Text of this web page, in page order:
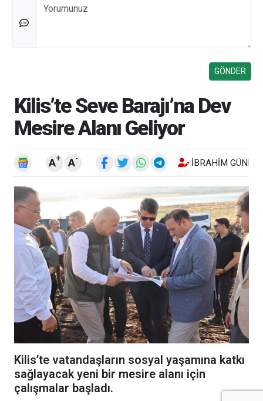
Düşünceleriniz
Kilis’te Seve Barajı’na Dev
Mesire Alanı Geliyor
A+ A- İBRAHIM GÜNEŞ
Kilis’te vatandaşların sosyal yaşamına katkı
sağlayacak yeni bir mesire alanı için
çalışmalar başladı.